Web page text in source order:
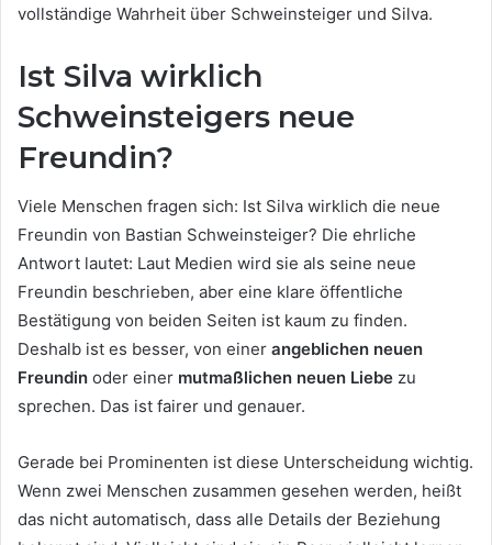
vollständige Wahrheit über Schweinsteiger und Silva.
Ist Silva wirklich
Schweinsteigers neue
Freundin?
Viele Menschen fragen sich: Ist Silva wirklich die neue
Freundin von Bastian Schweinsteiger? Die ehrliche
Antwort lautet: Laut Medien wird sie als seine neue
Freundin beschrieben, aber eine klare öffentliche
Bestätigung von beiden Seiten ist kaum zu finden.
Deshalb ist es besser, von einer angeblichen neuen
Freundin oder einer mutmaßlichen neuen Liebe zu
sprechen. Das ist fairer und genauer.
Gerade bei Prominenten ist diese Unterscheidung wichtig.
Wenn zwei Menschen zusammen gesehen werden, heißt
das nicht automatisch, dass alle Details der Beziehung